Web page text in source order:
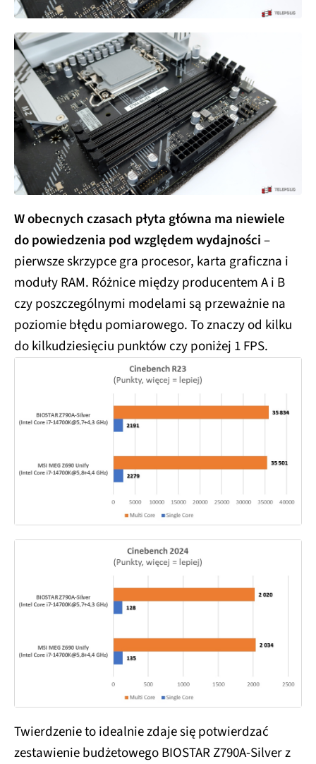
W obecnych czasach płyta główna ma niewiele
do powiedzenia pod względem wydajności–
pierwsze skrzypce gra procesor, karta graficzna i
moduły RAM. Różnice między producentem A i B
czy poszczególnymi modelami są przeważnie na
poziomie błędu pomiarowego. To znaczy od kilku
do kilkudziesięciu punktów czy poniżej 1 FPS.
Twierdzenie to idealnie zdaje się potwierdzać
zestawienie budżetowego BIOSTAR Z790A-Silver z